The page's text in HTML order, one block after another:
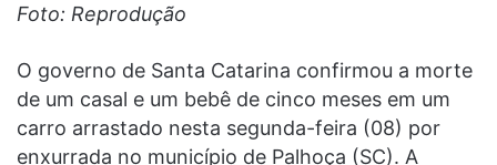
Foto: Reprodução
O governo de Santa Catarina confirmou a morte
de um casal e um bebê de cinco meses em um
carro arrastado nesta segunda-feira (08) por
enxurrada no município de Palhoça (SC). A